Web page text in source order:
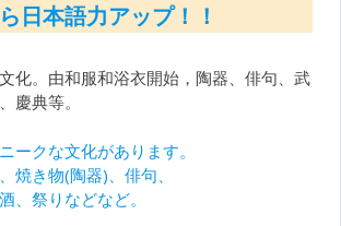
日本語力アップ！！
化。由和服和浴衣開始，陶器、俳句、武
慶典等。
ークな文化があります。
焼き物(陶器)、俳句、
、祭りなどなど。